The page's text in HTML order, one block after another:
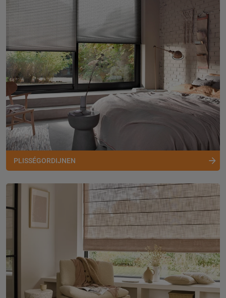
PLISSÉGORDIJNEN